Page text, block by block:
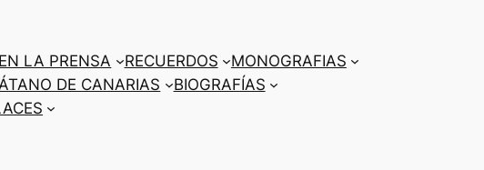
LA PRENSA RECUERDOS
MONOGRAFIAS
DE CANARIAS
BIOGRAFÍAS